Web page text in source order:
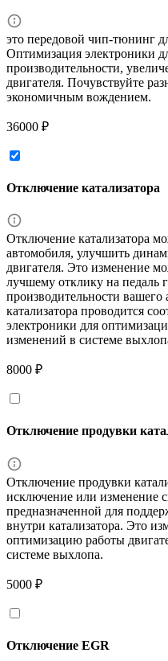
это передовой чип-тюнинг
Оптимизация электроники
производительности,
двигателя. Почувствуйте
экономичным вождением.
36000 ₽
Отключение катализатора
Отключение катализатора
автомобиля, улучшить
двигателя. Это изменение
лучшему отклику на педаль
производительности
катализатора проводится
электроники для
изменений в системе
8000 ₽
Отключение продувки
Отключение продувки
исключение или изменение
предназначенной для
внутри катализатора. Это
оптимизацию работы
системе выхлопа.
5000 ₽
Отключение EGR